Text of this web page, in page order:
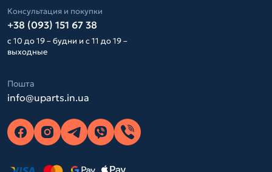
Консультация и покупки
+38 (093) 151 67 38
с 10 до 19 – будни и с 11 до 19 –
выходные
Пошта
info@uparts.in.ua